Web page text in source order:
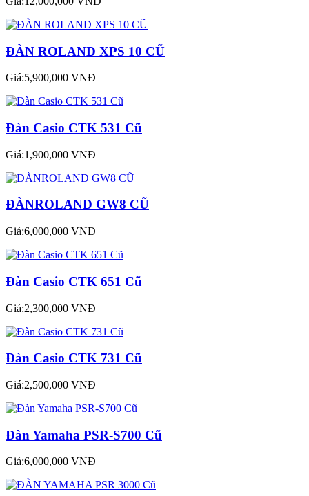
ĐÀN ROLAND XPS 10 CŨ
Giá:5,900,000 VNĐ
Đàn Casio CTK 531 Cũ
Giá:1,900,000 VNĐ
ĐÀNROLAND GW8 CŨ
Giá:6,000,000 VNĐ
Đàn Casio CTK 651 Cũ
Giá:2,300,000 VNĐ
Đàn Casio CTK 731 Cũ
Giá:2,500,000 VNĐ
Đàn Yamaha PSR-S700 Cũ
Giá:6,000,000 VNĐ